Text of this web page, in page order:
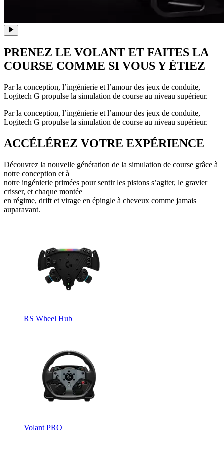
PRENEZ LE VOLANT ET FAITES LA
COURSE COMME SI VOUS Y ÉTIEZ
Par la conception, l’ingénierie et l’amour des jeux de conduite,
Logitech G propulse la simulation de course au niveau supérieur.
Par la conception, l’ingénierie et l’amour des jeux de conduite,
Logitech G propulse la simulation de course au niveau supérieur.
ACCÉLÉREZ VOTRE EXPÉRIENCE
Découvrez la nouvelle génération de la simulation de course grâce à
notre conception et à
notre ingénierie primées pour sentir les pistons s’agiter, le gravier
crisser, et chaque montée
en régime, drift et virage en épingle à cheveux comme jamais
auparavant.
RS Wheel Hub
Volant PRO